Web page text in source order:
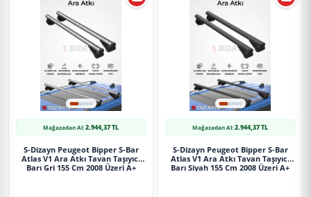
Mağazadan Al:2.944,37 TL
S-Dizayn Peugeot Bipper S-Bar
Atlas V1 Ara Atkı Tavan Taşıyıcı
Barı Gri 155 Cm 2008 Üzeri A+
Mağazadan Al:2.944,37 TL
S-Dizayn Peugeot Bipper S-Bar
Atlas V1 Ara Atkı Tavan Taşıyıcı
Barı Siyah 155 Cm 2008 Üzeri A+